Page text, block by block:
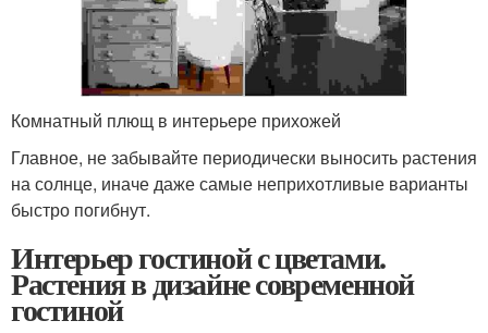
Комнатный плющ в интерьере прихожей
Главное, не забывайте периодически выносить растения
на солнце, иначе даже самые неприхотливые варианты
быстро погибнут.
Интерьер гостиной с цветами.
Растения в дизайне современной
гостиной